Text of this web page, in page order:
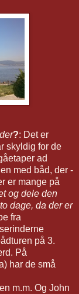
?: Det er
skyldig for de
ad
med båd, der -
er mange på
og dele den
dage, da der er
fra
på 3.
På
har de små
m.m. Og John